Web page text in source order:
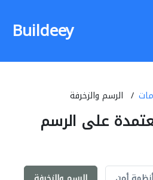
Buildeey
الرسم والزخرفة
على الرسم